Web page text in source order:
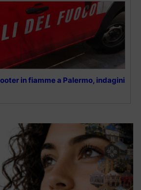
in fiamme a Palermo, indagini